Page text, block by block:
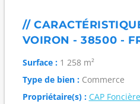
//
VOIRON - 38500 -
Surface :1 258 m²
Type de bien :Commerce
Propriétaire(s) : CAP